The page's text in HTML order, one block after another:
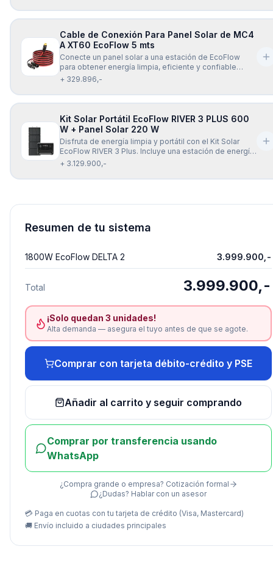
Solar a XT60 (2.5 mts) es universalmente compatible
Cable de Conexión Para Panel Solar de MC4
A XT60 EcoFlow 5 mts
Conecte un panel solar a una estación de EcoFlow
para obtener energía limpia, eficiente y confiable
dondequiera que vaya, con el cable de carga Solar
a XT60 (5 mts) es universalmente compatible con
+ 329.896,-
Kit Solar Portátil EcoFlow RIVER 3 PLUS 600
W + Panel Solar 220 W
Disfruta de energía limpia y portátil con el Kit Solar
EcoFlow RIVER 3 Plus. Incluye una estación de energía
de 600 W y un panel solar plegable de 220 W, ideal
que estés. Reduce tu dependencia de la red eléctrica
+ 3.129.900,-
Resumen de tu sistema
1800W EcoFlow DELTA 2 3.999.900,-
Total 3.999.900,-
¡Solo quedan 3 unidades!
Alta demanda — asegura el tuyo antes de que se agote.
Comprar con tarjeta débito-crédito y PSE
Añadir al carrito y seguir comprando
Comprar por transferencia usando
WhatsApp
¿Compra grande o empresa? Cotización formal
¿Dudas? Hablar con un asesor
💳 Paga en cuotas con tu tarjeta de crédito (Visa, Mastercard)
🚚 Envío incluido a ciudades principales